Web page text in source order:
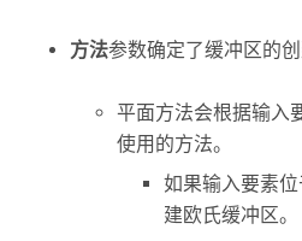
方法参数确定了缓冲区的创
平面方法会根据输入
使用的方法。
如果输入要素
建欧氏缓冲区。